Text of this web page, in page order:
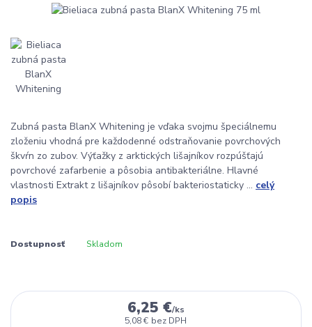
Zubná pasta BlanX Whitening je vďaka svojmu špeciálnemu
zloženiu vhodná pre každodenné odstraňovanie povrchových
škvŕn zo zubov. Výťažky z arktických lišajníkov rozpúšťajú
povrchové zafarbenie a pôsobia antibakteriálne. Hlavné
vlastnosti Extrakt z lišajníkov pôsobí bakteriostaticky ... celý
popis
Dostupnosť Skladom
6,25 €/ks
5,08 € bez DPH